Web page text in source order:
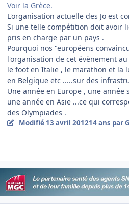
Voir la Grèce.
L'organisation actuelle des Jo est
Si une telle compétition doit avoir
pris en charge par un pays .
Pourquoi nos "européens
l'organisation de cet évènement
le foot en Italie , le marathon et la
en Belgique etc .....sur des
Une année en Europe , une
une année en Asie ...ce qui
des Olympiades .
Modifié 13 avril 201214 ans par